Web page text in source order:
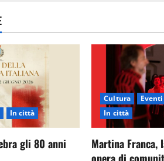
In città
gli 80 anni
Cultura
In città
Martina Franca,